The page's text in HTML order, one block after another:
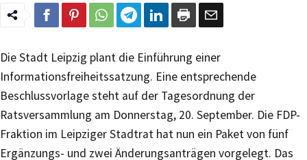
Die Stadt Leipzig plant die Einführung einer
Informationsfreiheitssatzung. Eine entsprechende
Beschlussvorlage steht auf der Tagesordnung der
Ratsversammlung am Donnerstag, 20. September. Die FDP-
Fraktion im Leipziger Stadtrat hat nun ein Paket von fünf
Ergänzungs- und zwei Änderungsanträgen vorgelegt. Das